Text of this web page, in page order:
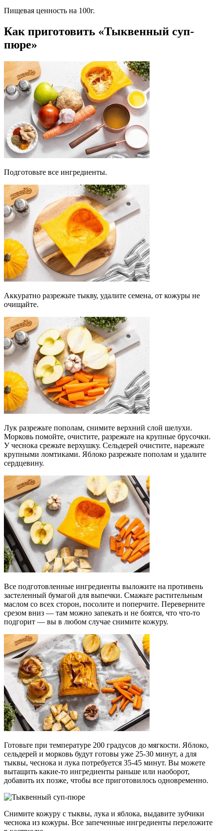
Пищевая ценность на 100г.
Как приготовить «Тыквенный суп-
пюре»
Подготовьте все ингредиенты.
Аккуратно разрежьте тыкву, удалите семена, от кожуры не
очищайте.
Лук разрежьте пополам, снимите верхний слой шелухи.
Морковь помойте, очистите, разрежьте на крупные брусочки.
У чеснока срежьте верхушку. Сельдерей очистите, нарежьте
крупными ломтиками. Яблоко разрежьте пополам и удалите
сердцевину.
Все подготовленные ингредиенты выложите на противень
застеленный бумагой для выпечки. Смажьте растительным
маслом со всех сторон, посолите и поперчите. Переверните
срезом вниз — там можно запекать и не боятся, что что-то
подгорит — вы в любом случае снимите кожуру.
Готовьте при температуре 200 градусов до мягкости. Яблоко,
сельдерей и морковь будут готовы уже 25-30 минут, а для
тыквы, чеснока и лука потребуется 35-45 минут. Вы можете
вытащить какие-то ингредиенты раньше или наоборот,
добавить их позже, чтобы все приготовилось одновременно.
Снимите кожуру с тыквы, лука и яблока, выдавите зубчики
чеснока из кожуры. Все запеченные ингредиенты переложите